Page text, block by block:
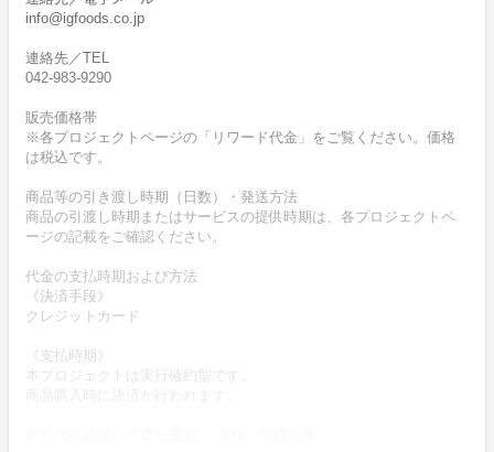
info@igfoods.co.jp
連絡先／TEL
042-983-9290
販売価格帯
※各プロジェクトページの「リワード代金」をご覧ください。価格
は税込です。
商品等の引き渡し時期（日数）・発送方法
商品の引渡し時期またはサービスの提供時期は、各プロジェクトペ
ージの記載をご確認ください。
代金の支払時期および方法
《決済手段》
クレジットカード
《支払時期》
本プロジェクトは実行確約型です。